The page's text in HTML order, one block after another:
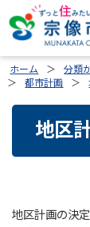
ホーム 分類
都市計画
地区
地区計画の決